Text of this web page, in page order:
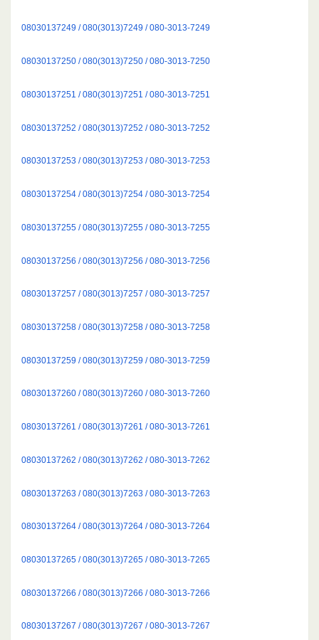
08030137249 / 080(3013)7249 / 080-3013-7249
08030137250 / 080(3013)7250 / 080-3013-7250
08030137251 / 080(3013)7251 / 080-3013-7251
08030137252 / 080(3013)7252 / 080-3013-7252
08030137253 / 080(3013)7253 / 080-3013-7253
08030137254 / 080(3013)7254 / 080-3013-7254
08030137255 / 080(3013)7255 / 080-3013-7255
08030137256 / 080(3013)7256 / 080-3013-7256
08030137257 / 080(3013)7257 / 080-3013-7257
08030137258 / 080(3013)7258 / 080-3013-7258
08030137259 / 080(3013)7259 / 080-3013-7259
08030137260 / 080(3013)7260 / 080-3013-7260
08030137261 / 080(3013)7261 / 080-3013-7261
08030137262 / 080(3013)7262 / 080-3013-7262
08030137263 / 080(3013)7263 / 080-3013-7263
08030137264 / 080(3013)7264 / 080-3013-7264
08030137265 / 080(3013)7265 / 080-3013-7265
08030137266 / 080(3013)7266 / 080-3013-7266
08030137267 / 080(3013)7267 / 080-3013-7267